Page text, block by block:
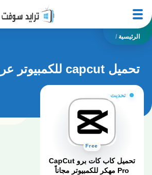
الرئيسية /
تحميل capcut للكمبيوتر عربي
تحديث
Free
تحميل كاب كات برو CapCut
Pro مهكر للكمبيوتر مجاناً